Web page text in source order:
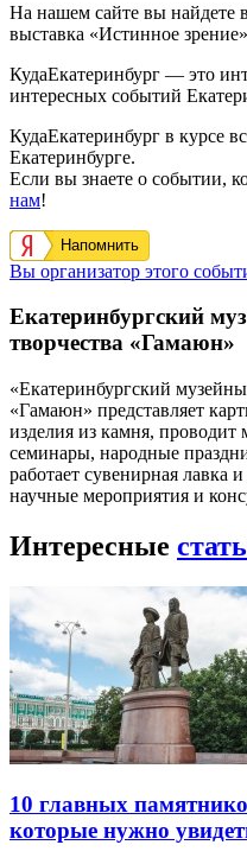
На нашем сайте вы
выставка «Истинное
КудаЕкатеринбург — это
интересных событий
КудаЕкатеринбург в курсе
Екатеринбурге.
Если вы знаете о событии,
нам!
Напомнить
Вы организатор этого
Екатеринбургский
творчества «Гамаюн»
«Екатеринбургский
«Гамаюн» представляет
изделия из камня,
семинары, народные
работает сувенирная лавка
научные мероприятия и
Интересные
10 главных
которые нужно